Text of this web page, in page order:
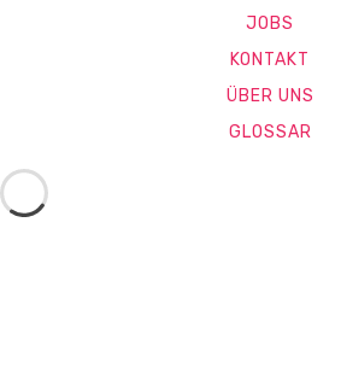
JOBS
KONTAKT
ÜBER UNS
GLOSSAR